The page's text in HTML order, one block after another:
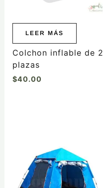
LEER MÁS
Colchon inflable de 2
plazas
$40.00